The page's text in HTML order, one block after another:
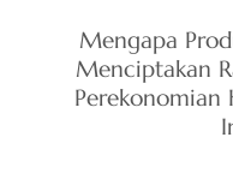
Mengapa
Menciptakan
Perekonomian